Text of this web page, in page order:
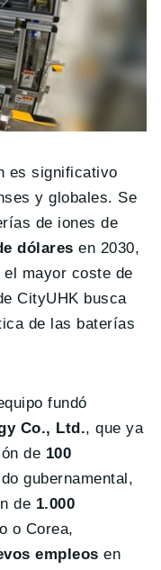
es significativo
y globales. Se
de iones de
dólares en 2030,
mayor coste de
CityUHK busca
de las baterías
fundó
Co., Ltd., que ya
de 100
gubernamental,
de 1.000
o Corea,
empleos en